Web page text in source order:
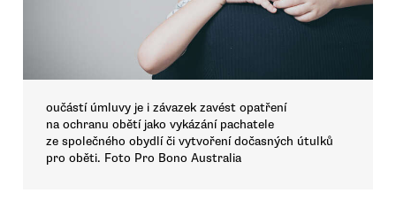
oučástí úmluvy je i závazek zavést opatření
na ochranu obětí jako vykázání pachatele
ze společného obydlí či vytvoření dočasných útulků
pro oběti. Foto Pro Bono Australia